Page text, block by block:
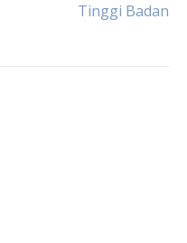
Tinggi Badan